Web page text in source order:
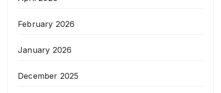
February 2026
January 2026
December 2025